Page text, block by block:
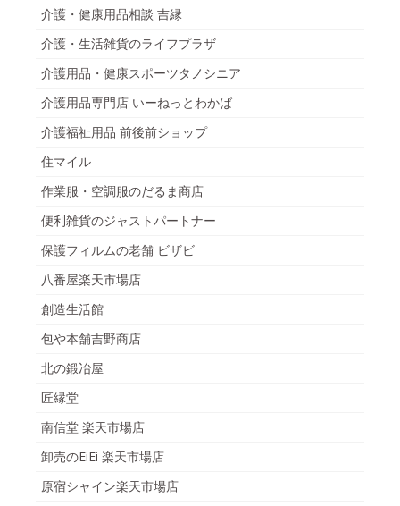
介護・健康用品相談 吉縁
介護・生活雑貨のライフプラザ
介護用品・健康スポーツタノシニア
介護用品専門店 いーねっとわかば
介護福祉用品 前後前ショップ
住マイル
作業服・空調服のだるま商店
便利雑貨のジャストパートナー
保護フィルムの老舗 ビザビ
八番屋楽天市場店
創造生活館
包や本舗吉野商店
北の鍛冶屋
匠縁堂
南信堂 楽天市場店
卸売のEiEi 楽天市場店
原宿シャイン楽天市場店